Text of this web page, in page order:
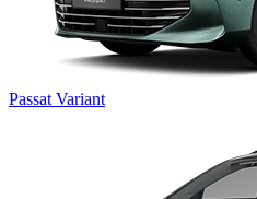
Passat Variant